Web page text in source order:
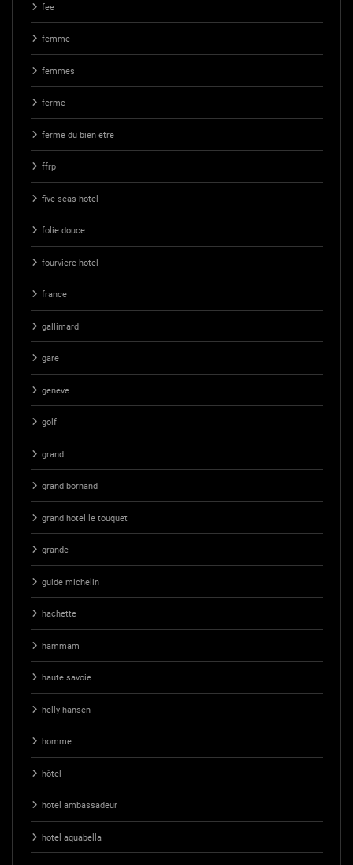
fee
femme
femmes
ferme
ferme du bien etre
ffrp
five seas hotel
folie douce
fourviere hotel
france
gallimard
gare
geneve
golf
grand
grand bornand
grand hotel le touquet
grande
guide michelin
hachette
hammam
haute savoie
helly hansen
homme
hôtel
hotel ambassadeur
hotel aquabella